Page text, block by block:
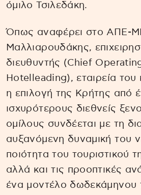
όμιλο Τσιλεδάκη.
Όπως αναφέρει στο ΑΠΕ-
Μαλλιαρουδάκης,
διευθυντής (Chief
Hotelleading), εταιρεία του
η επιλογή της Κρήτης από
ισχυρότερους διεθνείς
ομίλους συνδέεται με τη
αυξανόμενη δυναμική του
ποιότητα του τουριστικού
αλλά και τις προοπτικές
ένα μοντέλο δωδεκάμηνου